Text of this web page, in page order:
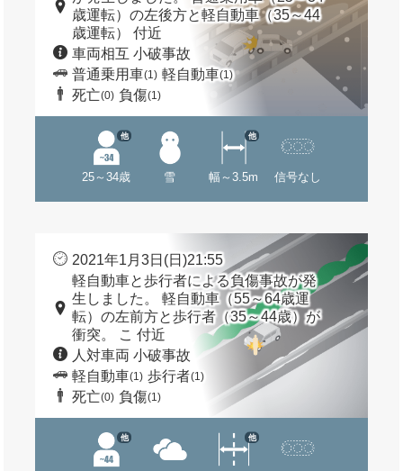
歳運転）の左後方と軽自動車（35～44
歳運転） 付近
車両相互 小破事故
普通乗用車(1) 軽自動車(1)
死亡(0) 負傷(1)
25～34歳
他
雪 幅～3.5m
他
信号なし
2021年1月3日(日)21:55
軽自動車と歩行者による負傷事故が発
生しました。 軽自動車（55～64歳運
転）の左前方と歩行者（35～44歳）が
衝突。 こ 付近
人対車両 小破事故
軽自動車(1) 歩行者(1)
死亡(0) 負傷(1)
他 他